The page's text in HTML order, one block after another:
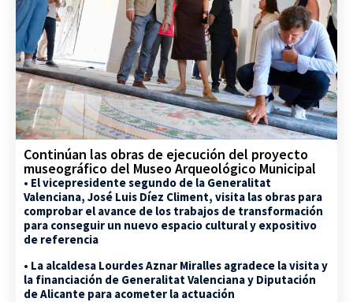
Continúan las obras de ejecución del proyecto
museográfico del Museo Arqueológico Municipal
• El vicepresidente segundo de la Generalitat
Valenciana, José Luis Díez Climent, visita las obras para
comprobar el avance de los trabajos de transformación
para conseguir un nuevo espacio cultural y expositivo
de referencia
• La alcaldesa Lourdes Aznar Miralles agradece la visita y
la financiación de Generalitat Valenciana y Diputación
de Alicante para acometer la actuación